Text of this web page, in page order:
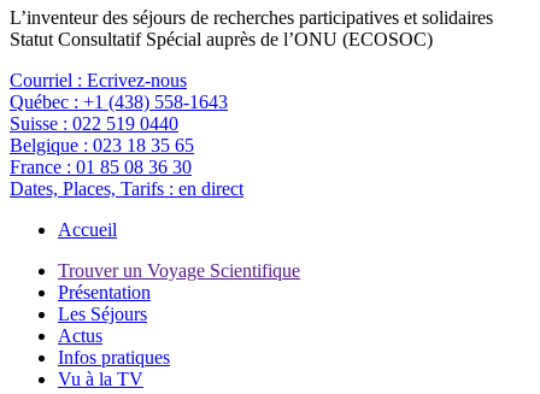
L’inventeur des séjours de recherches participatives et solidaires
Statut Consultatif Spécial auprès de l’ONU (ECOSOC)
Courriel : Ecrivez-nous
Québec : +1 (438) 558-1643
Suisse : 022 519 0440
Belgique : 023 18 35 65
France : 01 85 08 36 30
Dates, Places, Tarifs : en direct
Accueil
Trouver un Voyage Scientifique
Présentation
Les Séjours
Actus
Infos pratiques
Vu à la TV